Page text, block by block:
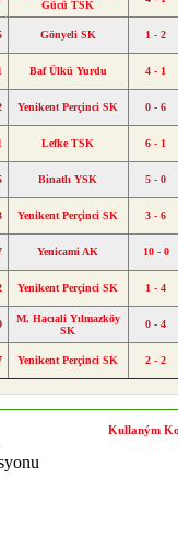
Gücü TSK
Gönyeli SK 1 - 2
Baf Ülkü Yurdu 4 - 1
Yenikent Perçinci SK 0 - 6
Lefke TSK 6 - 1
Binatlı YSK 5 - 0
Yenikent Perçinci SK 3 - 6
Yenicami AK 10 - 0
Yenikent Perçinci SK 1 - 4
M. Hacıali Yılmazköy
SK
0 - 4
Yenikent Perçinci SK 2 - 2
Kullaným